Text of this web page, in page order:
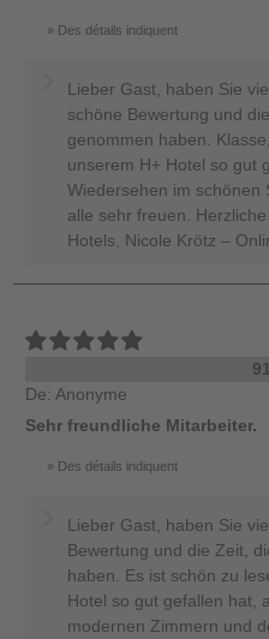
Des détails indiquent
Lieber Gast, haben Sie
schöne Bewertung und
genommen haben.
unserem H+ Hotel so gut
Wiedersehen im schönen
alle sehr freuen.
Hotels, Nicole Krötz –
De: Anonyme
Sehr freundliche Mitarbeiter.
Des détails indiquent
Lieber Gast, haben Sie
Bewertung und die Zeit,
haben. Es ist schön zu
Hotel so gut gefallen hat,
modernen Zimmern und